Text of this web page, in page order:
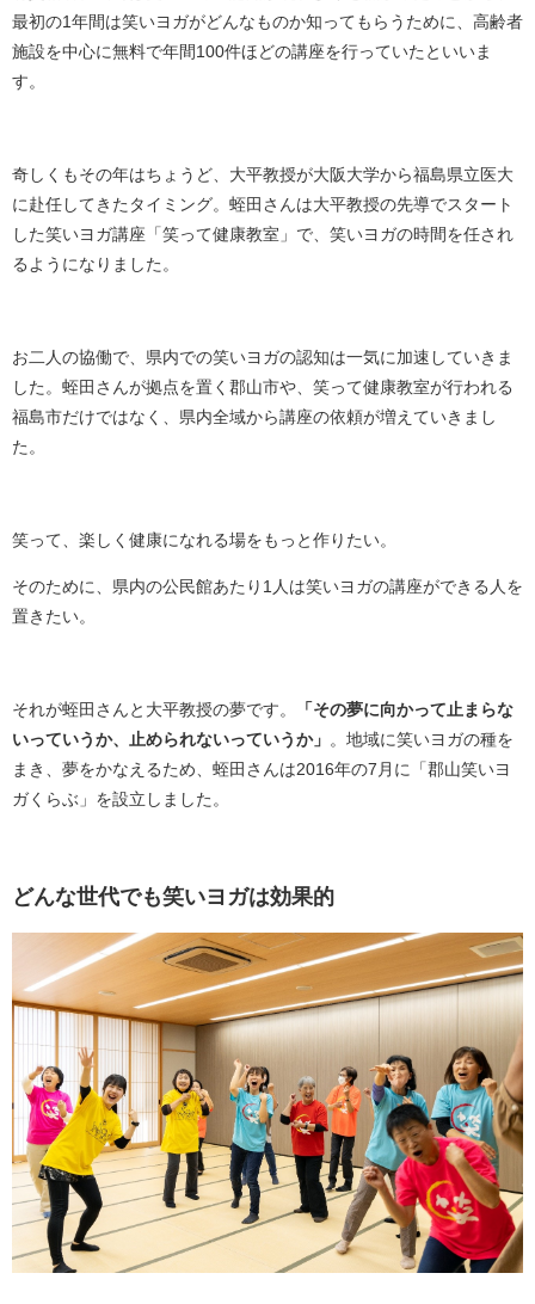
最初の1年間は笑いヨガがどんなものか知ってもらうために、高齢者
施設を中心に無料で年間100件ほどの講座を行っていたといいま
す。
奇しくもその年はちょうど、大平教授が大阪大学から福島県立医大
に赴任してきたタイミング。蛭田さんは大平教授の先導でスタート
した笑いヨガ講座「笑って健康教室」で、笑いヨガの時間を任され
るようになりました。
お二人の協働で、県内での笑いヨガの認知は一気に加速していきま
した。蛭田さんが拠点を置く郡山市や、笑って健康教室が行われる
福島市だけではなく、県内全域から講座の依頼が増えていきまし
た。
笑って、楽しく健康になれる場をもっと作りたい。
そのために、県内の公民館あたり1人は笑いヨガの講座ができる人を
置きたい。
それが蛭田さんと大平教授の夢です。
「その夢に向かって止まらな
いっていうか、止められないっていうか」 。地域に笑いヨガの種を
まき、夢をかなえるため、蛭田さんは2016年の7月に「郡山笑いヨ
ガくらぶ」を設立しました。
どんな世代でも笑いヨガは効果的